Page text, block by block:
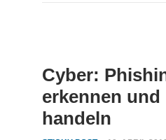
Cyber:
erkennen
handeln